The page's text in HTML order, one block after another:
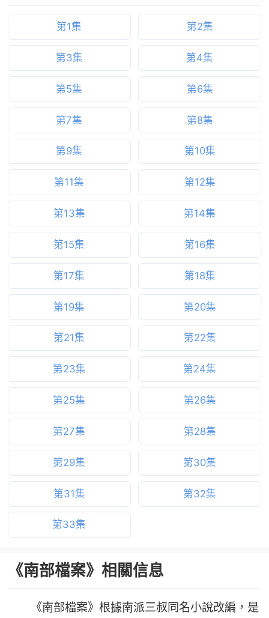
第1集 第2集
第3集 第4集
第5集 第6集
第7集 第8集
第9集 第10集
第11集 第12集
第13集 第14集
第15集 第16集
第17集 第18集
第19集 第20集
第21集 第22集
第23集 第24集
第25集 第26集
第27集 第28集
第29集 第30集
第31集 第32集
第33集
《南部檔案》相關信息
《南部檔案》根據南派三叔同名小說改編，是